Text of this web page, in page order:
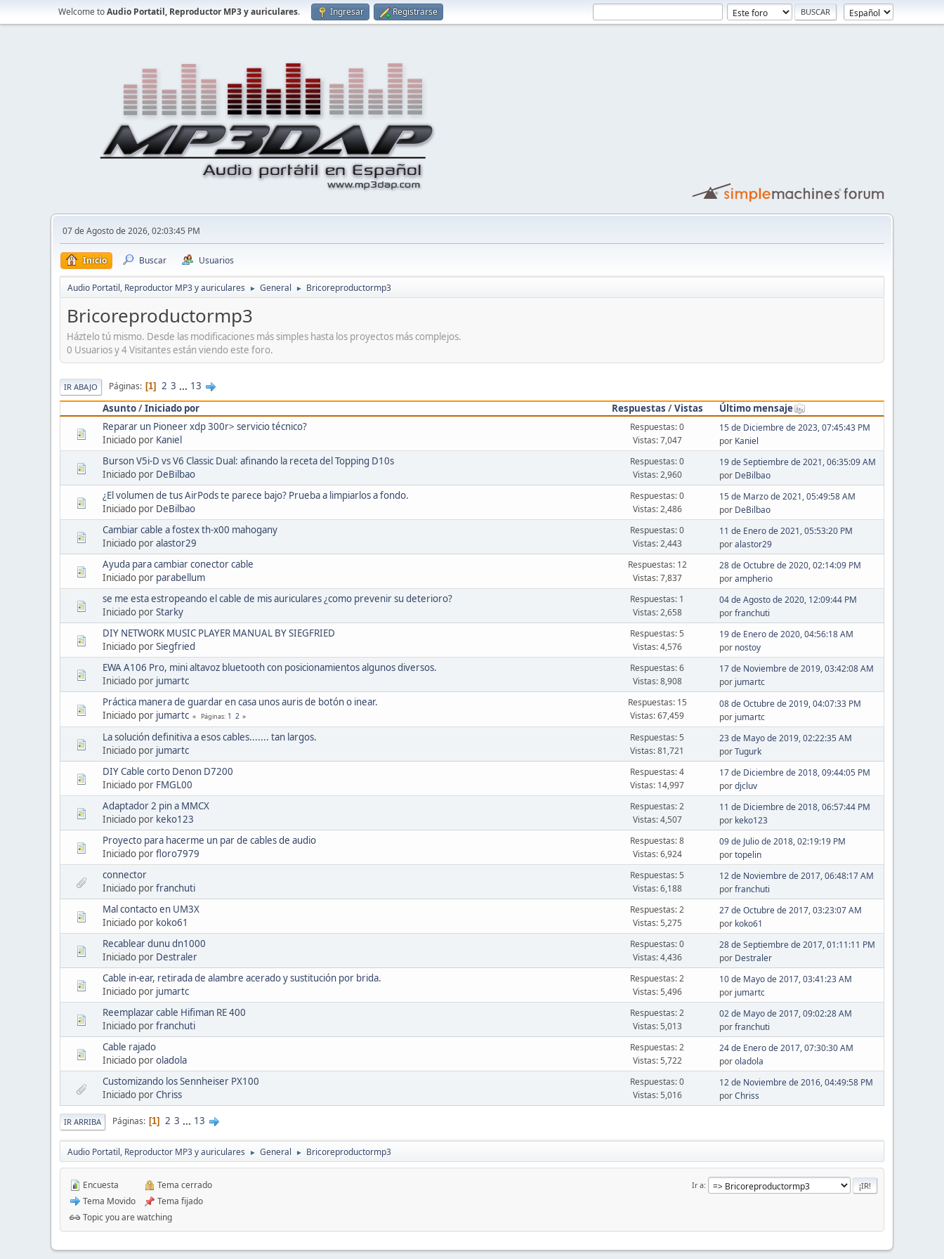
Welcome toAudio Portatil, Reproductor MP3 y auriculares. Ingresar Registrarse
07 de Agosto de 2026, 02:03:45 PM
Inicio Buscar Usuarios
Audio Portatil, Reproductor MP3 y auriculares ► General ► Bricoreproductormp3
Bricoreproductormp3
Háztelo tú mismo. Desde las modificaciones más simples hasta los proyectos más complejos.
0 Usuarios y 4 Visitantes están viendo este foro.
IR ABAJO Páginas 1 2 3 ... 13
Asunto/Iniciado por Respuestas /Vistas
Último mensaje
Reparar un Pioneer xdp 300r> servicio técnico?
Iniciado por Kaniel
Respuestas: 0
Vistas: 7,047
15 de Diciembre de 2023, 07:45:43 PM
por Kaniel
Burson V5i-D vs V6 Classic Dual: afinando la receta del Topping D10s
Iniciado por DeBilbao
Respuestas: 0
Vistas: 2,960
19 de Septiembre de 2021, 06:35:09 AM
por DeBilbao
¿El volumen de tus AirPods te parece bajo? Prueba a limpiarlos a fondo.
Iniciado por DeBilbao
Respuestas: 0
Vistas: 2,486
15 de Marzo de 2021, 05:49:58 AM
por DeBilbao
Cambiar cable a fostex th-x00 mahogany
Iniciado poralastor29
Respuestas: 0
Vistas: 2,443
11 de Enero de 2021, 05:53:20 PM
poralastor29
Ayuda para cambiar conector cable
Iniciado por parabellum
Respuestas: 12
Vistas: 7,837
28 de Octubre de 2020, 02:14:09 PM
porampherio
se me esta estropeando el cable de mis auriculares ¿como prevenir su deterioro?
Iniciado porStarky
Respuestas: 1
Vistas: 2,658
04 de Agosto de 2020, 12:09:44 PM
porfranchuti
DIY NETWORK MUSIC PLAYER MANUAL BY SIEGFRIED
Iniciado porSiegfried
Respuestas: 5
Vistas: 4,576
19 de Enero de 2020, 04:56:18 AM
por nostoy
EWA A106 Pro, mini altavoz bluetooth con posicionamientos algunos diversos.
Iniciado por jumartc
Respuestas: 6
Vistas: 8,908
17 de Noviembre de 2019, 03:42:08 AM
por jumartc
Práctica manera de guardar en casa unos auris de botón o inear.
Iniciado por jumartc Páginas 1 2
Respuestas: 15
Vistas: 67,459
08 de Octubre de 2019, 04:07:33 PM
por jumartc
La solución definitiva a esos cables....... tan largos.
Iniciado por jumartc
Respuestas: 5
Vistas: 81,721
23 de Mayo de 2019, 02:22:35 AM
porTugurk
DIY Cable corto Denon D7200
Iniciado por FMGL00
Respuestas: 4
Vistas: 14,997
17 de Diciembre de 2018, 09:44:05 PM
pordjcluv
Adaptador 2 pin a MMCX
Iniciado por keko123
Respuestas: 2
Vistas: 4,507
11 de Diciembre de 2018, 06:57:44 PM
por keko123
Proyecto para hacerme un par de cables de audio
Iniciado porfloro7979
Respuestas: 8
Vistas: 6,924
09 de Julio de 2018, 02:19:19 PM
portopelin
connector
Iniciado porfranchuti
Respuestas: 5
Vistas: 6,188
12 de Noviembre de 2017, 06:48:17 AM
porfranchuti
Mal contacto en UM3X
Iniciado por koko61
Respuestas: 2
Vistas: 5,275
27 de Octubre de 2017, 03:23:07 AM
por koko61
Recablear dunu dn1000
Iniciado por Destraler
Respuestas: 0
Vistas: 4,436
28 de Septiembre de 2017, 01:11:11 PM
por Destraler
Cable in-ear, retirada de alambre acerado y sustitución por brida.
Iniciado por jumartc
Respuestas: 2
Vistas: 5,496
10 de Mayo de 2017, 03:41:23 AM
por jumartc
Reemplazar cable Hifiman RE 400
Iniciado porfranchuti
Respuestas: 2
Vistas: 5,013
02 de Mayo de 2017, 09:02:28 AM
porfranchuti
Cable rajado
Iniciado poroladola
Respuestas: 2
Vistas: 5,722
24 de Enero de 2017, 07:30:30 AM
poroladola
Customizando los Sennheiser PX100
Iniciado porChriss
Respuestas: 0
Vistas: 5,016
12 de Noviembre de 2016, 04:49:58 PM
porChriss
IR ARRIBA Páginas 1 2 3 ... 13
Audio Portatil, Reproductor MP3 y auriculares ► General ► Bricoreproductormp3
Ir a
Encuesta
Tema Movido
Tema cerrado
Tema fijado
Topic you are watching